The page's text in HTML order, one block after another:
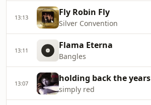
13:13 Fly Robin Fly
Silver Convention
13:11 Flama Eterna
Bangles
13:07 holding back the years
simply red